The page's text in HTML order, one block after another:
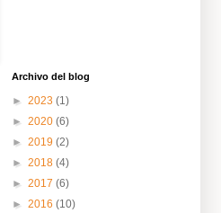
Archivo del blog
► 2023 (1)
► 2020 (6)
► 2019 (2)
► 2018 (4)
► 2017 (6)
► 2016 (10)